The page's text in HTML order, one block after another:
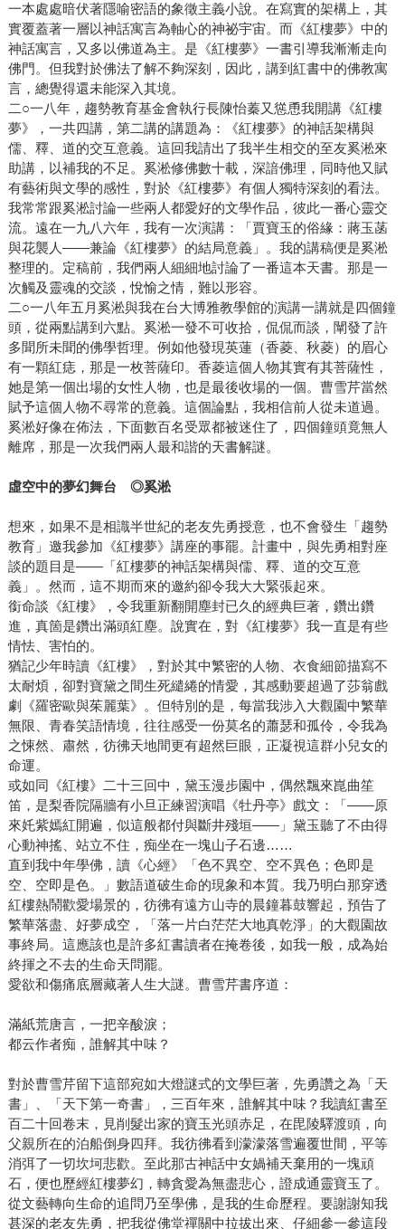
一本處處暗伏著隱喻密語的象徵主義小說。在寫實的架構上，其
實覆蓋著一層以神話寓言為軸心的神祕宇宙。而《紅樓夢》中的
神話寓言，又多以佛道為主。是《紅樓夢》一書引導我漸漸走向
佛門。但我對於佛法了解不夠深刻，因此，講到紅書中的佛教寓
言，總覺得還未能深入其境。
二○一八年，趨勢教育基金會執行長陳怡蓁又慫恿我開講《紅樓
夢》，一共四講，第二講的講題為：《紅樓夢》的神話架構與
儒、釋、道的交互意義。這回我請出了我半生相交的至友奚淞來
助講，以補我的不足。奚淞修佛數十載，深諳佛理，同時他又賦
有藝術與文學的感性，對於《紅樓夢》有個人獨特深刻的看法。
我常常跟奚淞討論一些兩人都愛好的文學作品，彼此一番心靈交
流。遠在一九八六年，我有一次演講：「賈寶玉的俗緣：蔣玉菡
與花襲人——兼論《紅樓夢》的結局意義」。我的講稿便是奚淞
整理的。定稿前，我們兩人細細地討論了一番這本天書。那是一
次觸及靈魂的交談，悅愉之情，難以形容。
二○一八年五月奚淞與我在台大博雅教學館的演講一講就是四個鐘
頭，從兩點講到六點。奚淞一發不可收拾，侃侃而談，闡發了許
多聞所未聞的佛學哲理。例如他發現英蓮（香菱、秋菱）的眉心
有一顆紅痣，那是一枚菩薩印。香菱這個人物其實有其菩薩性，
她是第一個出場的女性人物，也是最後收場的一個。曹雪芹當然
賦予這個人物不尋常的意義。這個論點，我相信前人從未道過。
奚淞好像在佈法，下面數百名受眾都被迷住了，四個鐘頭竟無人
離席，那是一次我們兩人最和諧的天書解謎。
虛空中的夢幻舞台 ◎奚淞
想來，如果不是相識半世紀的老友先勇授意，也不會發生「趨勢
教育」邀我參加《紅樓夢》講座的事罷。計畫中，與先勇相對座
談的題目是——「紅樓夢的神話架構與儒、釋、道的交互意
義」。然而，這不期而來的邀約卻令我大大緊張起來。
銜命談《紅樓》，令我重新翻開塵封已久的經典巨著，鑽出鑽
進，真箇是鑽出滿頭紅塵。說實在，對《紅樓夢》我一直是有些
情怯、害怕的。
猶記少年時讀《紅樓》，對於其中繁密的人物、衣食細節描寫不
太耐煩，卻對寶黛之間生死繾綣的情愛，其感動要超過了莎翁戲
劇《羅密歐與茱麗葉》。但特別的是，每當我涉入大觀園中繁華
無限、青春笑語情境，往往感受一份莫名的蕭瑟和孤伶，令我為
之悚然、肅然，彷彿天地間更有超然巨眼，正凝視這群小兒女的
命運。
或如同《紅樓》二十三回中，黛玉漫步園中，偶然飄來崑曲笙
笛，是梨香院隔牆有小旦正練習演唱《牡丹亭》戲文：「——原
來奼紫嫣紅開遍，似這般都付與斷井殘垣——」黛玉聽了不由得
心動神搖、站立不住，痴坐在一塊山子石邊……
直到我中年學佛，讀《心經》「色不異空、空不異色；色即是
空、空即是色。」數語道破生命的現象和本質。我乃明白那穿透
紅樓熱鬧歡愛場景的，彷彿有遠方山寺的晨鐘暮鼓響起，預告了
繁華落盡、好夢成空，「落一片白茫茫大地真乾淨」的大觀園故
事終局。這應該也是許多紅書讀者在掩卷後，如我一般，成為始
終揮之不去的生命天問罷。
愛欲和傷痛底層藏著人生大謎。曹雪芹書序道：
滿紙荒唐言，一把辛酸淚；
都云作者痴，誰解其中味？
對於曹雪芹留下這部宛如大燈謎式的文學巨著，先勇讚之為「天
書」、「天下第一奇書」，三百年來，誰解其中味？我讀紅書至
百二十回卷末，見削髮出家的寶玉光頭赤足，在毘陵驛渡頭，向
父親所在的泊船倒身四拜。我彷彿看到濛濛落雪遍覆世間，平等
消弭了一切坎坷悲歡。至此那古神話中女媧補天棄用的一塊頑
石，便也歷經紅樓夢幻，轉貪愛為無盡悲心，證成通靈寶玉了。
從文藝轉向生命的追問乃至學佛，是我的生命歷程。要謝謝知我
甚深的老友先勇，把我從佛堂禪關中拉拔出來、仔細參一參這段